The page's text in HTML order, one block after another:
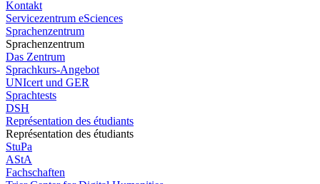
Kontakt
Servicezentrum eSciences
Sprachenzentrum
Sprachenzentrum
Das Zentrum
Sprachkurs-Angebot
UNIcert und GER
Sprachtests
DSH
Représentation des étudiants
Représentation des étudiants
StuPa
AStA
Fachschaften